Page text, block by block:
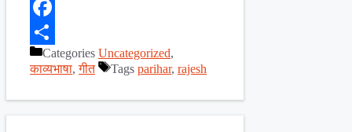
X
Facebook
ShareCategories Uncategorized,
काव्यभाषा,गीत Tags parihar, rajesh